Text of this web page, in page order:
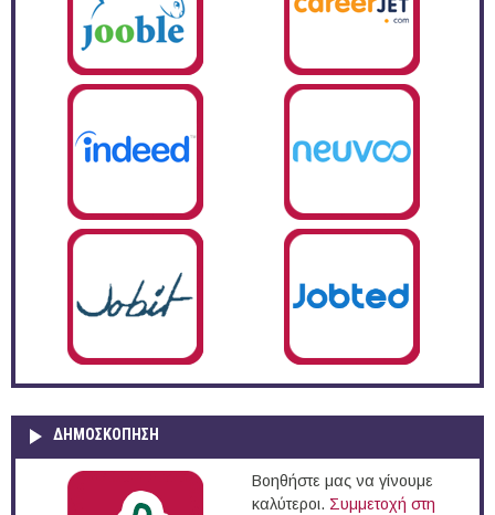
ΔΗΜΟΣΚΌΠΗΣΗ
Βοηθήστε μας να γίνουμε
καλύτεροι. Συμμετοχή στη